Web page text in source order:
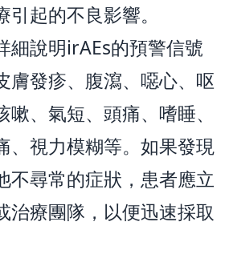
起的不良影響。
細說明irAEs的預警信號
膚發疹、腹瀉、噁心、呕
、氣短、頭痛、嗜睡、
、視力模糊等。如果發現
不尋常的症狀，患者應立
治療團隊，以便迅速採取